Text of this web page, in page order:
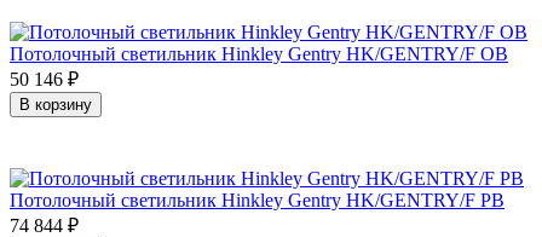
Потолочный светильник Hinkley Gentry HK/GENTRY/F OB
50 146 ₽
В корзину
Потолочный светильник Hinkley Gentry HK/GENTRY/F PB
74 844 ₽